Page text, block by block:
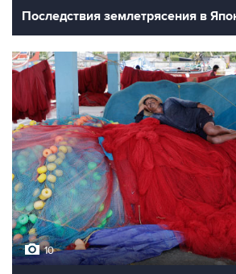
Последствия землетрясения в
10